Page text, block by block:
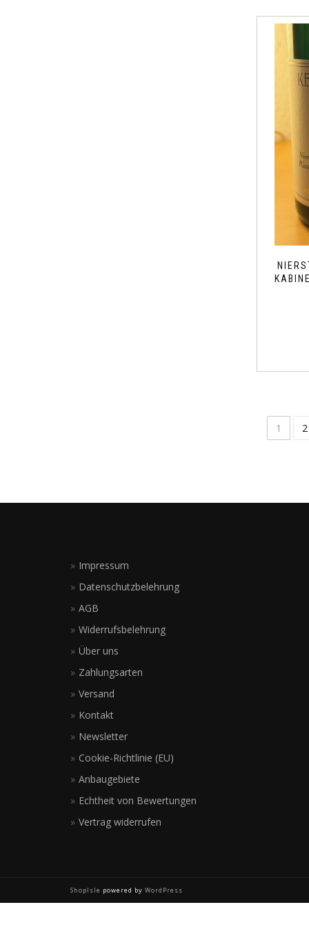
1 2
Impressum
Datenschutzbelehrung
AGB
Widerrufsbelehrung
Über uns
Zahlungsarten
Versand
Kontakt
Newsletter
Cookie-Richtlinie (EU)
Anbaugebiete
Echtheit von Bewertungen
Vertrag widerrufen
ShopIsle powered by WordPress